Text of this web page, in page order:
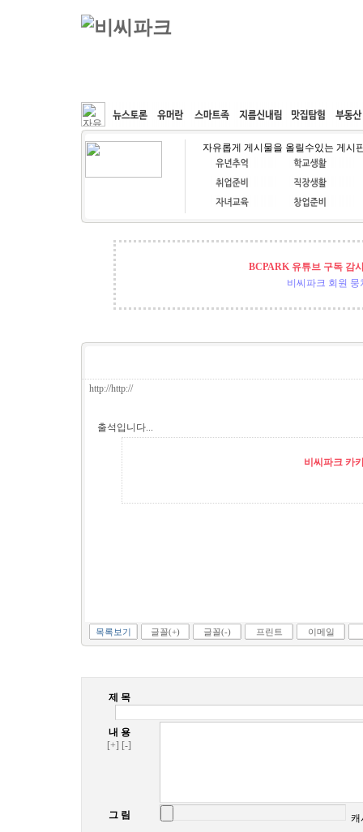
커뮤니티 속도패치 웹호스팅 공동구매
자유롭게 게시물을 올릴수있는 게시
BCPARK 유튜브 구독 감
비씨파크 회원 뭉
http://http://
출석입니다...
비씨파크 카
목록보기 글꼴(+) 글꼴(-) 프린트 이메일
제 목
내 용
[+] [-]
그 림 캐